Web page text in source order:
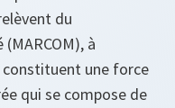
du
à
une force
qui se compose de